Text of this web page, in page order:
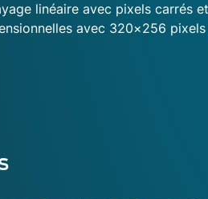
linéaire avec pixels carrés
avec 320×256